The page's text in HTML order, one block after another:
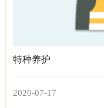
特种养护
2020-07-17